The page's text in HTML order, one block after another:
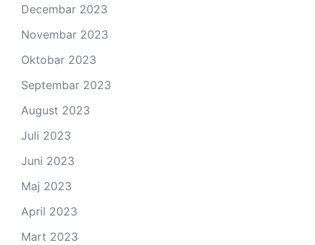
Decembar 2023
Novembar 2023
Oktobar 2023
Septembar 2023
August 2023
Juli 2023
Juni 2023
Maj 2023
April 2023
Mart 2023